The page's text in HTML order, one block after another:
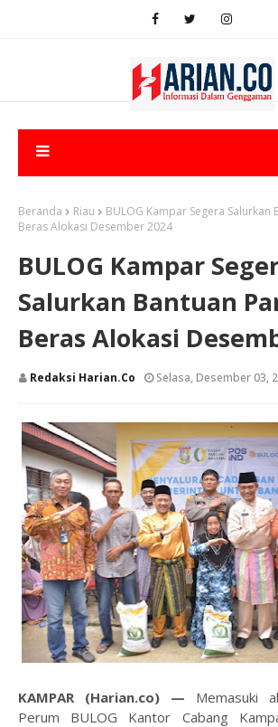
Beranda Riau
BULOG Kampar Segera Salurkan
Beras Alokasi Desember 2024
BULOG Kampar
Salurkan Bantuan
Beras Alokasi
Redaksi Harian.co Selasa, Desember 03,
KAMPAR (Harian.co) — Memasuki
Perum BULOG Kantor Cabang